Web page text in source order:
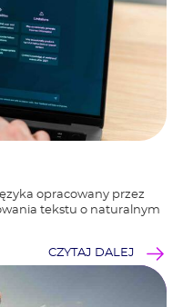
opracowany przez
tekstu o naturalnym
CZYTAJ DALEJ